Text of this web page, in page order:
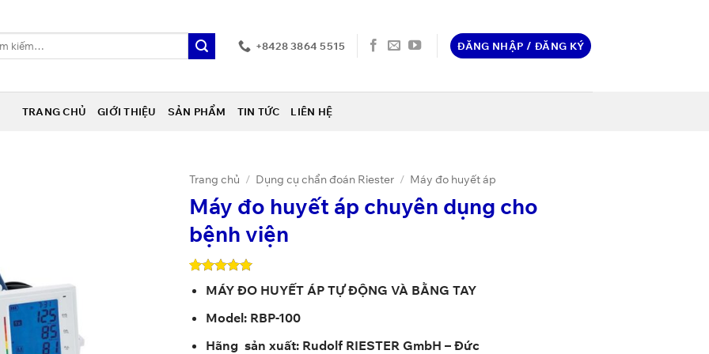
+8428 3864 5515 ĐĂNG NHẬP / ĐĂNG KÝ
TRANG CHỦ GIỚI THIỆU SẢN PHẨM TIN TỨC LIÊN HỆ
Trang chủ / Dụng cụ chẩn đoán Riester / Máy đo huyết áp
Máy đo huyết áp chuyên dụng cho
bệnh viện
4.93 trên 5
dựa trên
MÁY ĐO HUYẾT ÁP TỰ ĐỘNG VÀ BẰNG TAY
Model: RBP-100
Hãng sản xuất:Rudolf RIESTER GmbH – Đức